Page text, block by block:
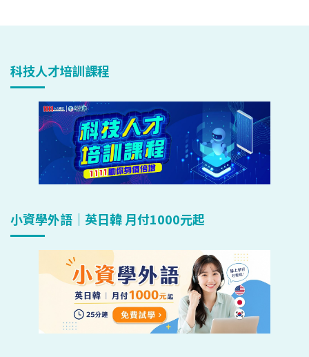
科技人才培訓課程
小資學外語｜英日韓 月付1000元起